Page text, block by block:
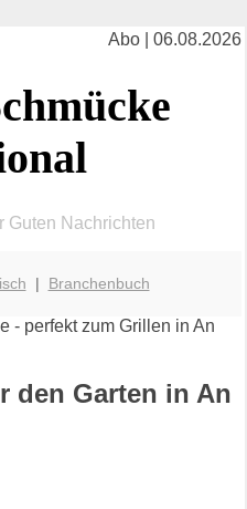
Abo | 06.08.2026
Guten Nachrichten
| Branchenbuch
den Garten in An